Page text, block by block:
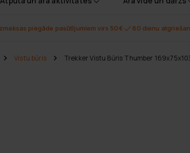
piegāde pasūtījumiem virs 50€ 60 dienu
Vistu būris Trekker Vistu Būris Thumber